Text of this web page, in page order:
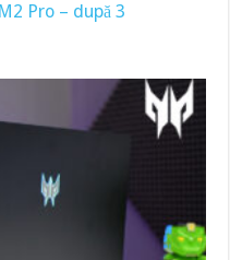
Pro – după 3